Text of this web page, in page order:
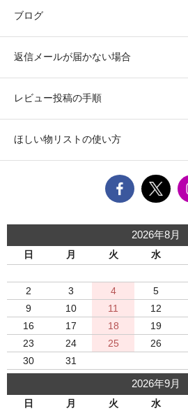
ブログ
返信メールが届かない場合
レビュー投稿の手順
ほしい物リストの使い方
2026年8月
日 月 火 水
2
3 4 5
9
10 11 12
16
17 18 19
23
24 25 26
30
31
2026年9月
日 月 火 水